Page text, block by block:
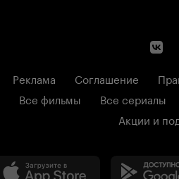
Реклама Соглашение
Все фильмы
Все сериалы
Акции и